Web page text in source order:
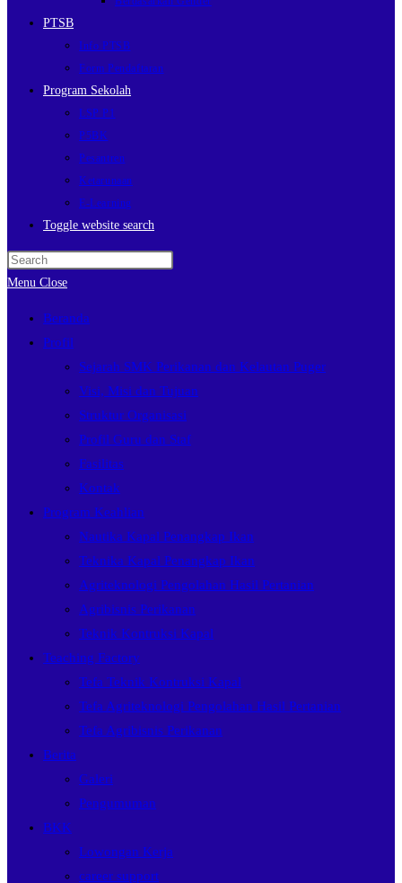
PTSB
Info PTSB
Form Pendaftaran
Program Sekolah
LSP P1
P5BK
Pesantren
Ketarunaan
E-Learning
Toggle website search
Menu Close
Beranda
Profil
Sejarah SMK Perikanan dan Kelautan Puger
Visi, Misi dan Tujuan
Struktur Organisasi
Profil Guru dan Staf
Fasilitas
Kontak
Program Keahlian
Nautika Kapal Penangkap Ikan
Teknika Kapal Penangkap Ikan
Agriteknologi Pengolahan Hasil Pertanian
Agribisnis Perikanan
Teknik Kontruksi Kapal
Teaching Factory
Tefa Teknik Kontruksi Kapal
Tefa Agriteknologi Pengolahan Hasil Pertanian
Tefa Agribisnis Perikanan
Berita
Galeri
Pengumuman
BKK
Lowongan Kerja
career support